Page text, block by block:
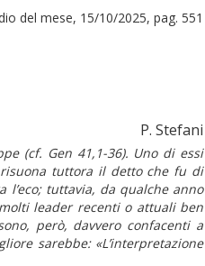
del mese, 15/10/2025, pag. 551
P. Stefani
(cf. Gen 41,1-36). Uno di essi
tuttora il detto che fu di
l’eco; tuttavia, da qualche anno
leader recenti o attuali ben
però, davvero confacenti a
sarebbe: «L’interpretazione